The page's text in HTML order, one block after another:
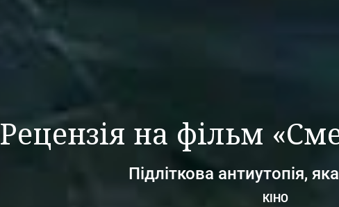
Рецензія на фільм
Підліткова антиутопія,
КІНО